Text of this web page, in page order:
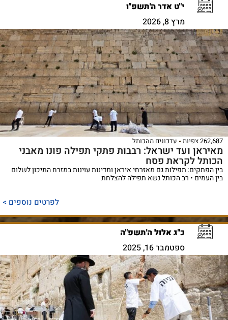
י"ט אדר ה'תשפ"ו
מרץ 8, 2026
262,687 צפיות עדכונים מהכותל
מאיראן ועד ישראל: רבבות פתקי תפילה פונו מאבני
הכותל לקראת פסח
בין הפתקים: תפילות גם מאזרחי איראן ומדינות עוינות במזרח התיכון לשלום
בין העמים • רב הכותל נשא תפילה להצלחת
לפרטים נוספים >
כ"ג אלול ה'תשפ"ה
ספטמבר 16, 2025